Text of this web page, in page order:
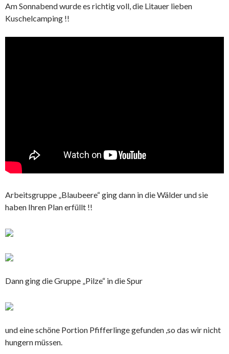
Am Sonnabend wurde es richtig voll, die Litauer lieben
Kuschelcamping !!
Arbeitsgruppe „Blaubeere“ ging dann in die Wälder und sie
haben Ihren Plan erfüllt !!
Dann ging die Gruppe „Pilze“ in die Spur
und eine schöne Portion Pfifferlinge gefunden ,so das wir nicht
hungern müssen.